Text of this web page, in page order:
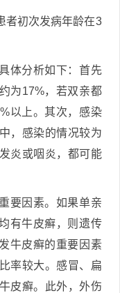
者初次发病年龄在3
体分析如下：首先
为17%，若双亲都
以上。其次，感染
，感染的情况较为
炎或咽炎，都可能
要因素。如果单亲
有牛皮癣，则遗传
牛皮癣的重要因素
率较大。感冒、扁
皮癣。此外，外伤